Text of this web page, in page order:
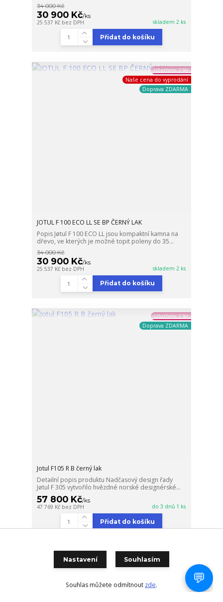
34 000 Kč
30 900 Kč/ks
25 537 Kč bez DPH skladem 2 ks
Přidat do košíku
Ušetřete 2 %!
Naše cena do vyprodání
Doprava ZDARMA
JOTUL F 100 ECO LL SE BP ČERNÝ LAK
Popis Jøtul F 100 ECO LL jsou kompaktní kamna na
dřevo, ve kterých je možné topit poleny do 35...
34 000 Kč
30 900 Kč/ks
25 537 Kč bez DPH skladem 2 ks
Přidat do košíku
Ušetřete 2 %!
Doprava ZDARMA
Jotul F105 R B černý lak
Detailní popis produktu Nadčasový design řady
Jøtul F 305 vytvořilo hvězdné norské designérské...
57 800 Kč/ks
47 769 Kč bez DPH do 3 dnů 1 ks
Přidat do košíku
Doprava ZDARMA
Nastavení Souhlasím
Souhlas můžete odmítnout zde.